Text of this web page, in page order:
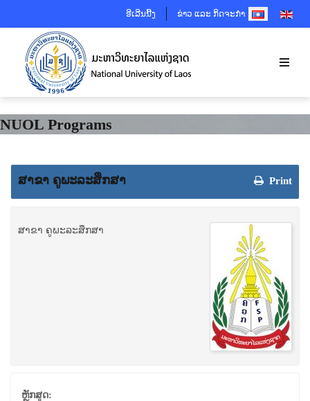
ອີເລີນນີ້ງ ຂ່າວ ແລະ ກິດຈະກຳSELECT YOUR
NUOL Programs
Print
ສາຂາ ຄູພະລະສຶກສາ
ສາຂາ ຄູພະລະສຶກສາ
ຫຼັກສູດ: